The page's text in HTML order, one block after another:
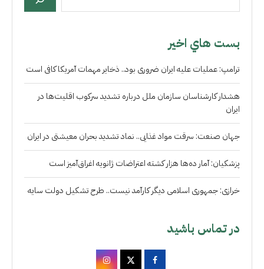
بست هاي اخير
ترامپ: عملیات علیه ایران ضروری بود.. ذخایر مهمات آمریکا کافی است
هشدار کارشناسان سازمان ملل درباره تشدید سرکوب اقلیت‌ها در
ایران
جهان صنعت: سرقت مواد غذایی.. نماد تشدید بحران معیشتی در ایران
پزشکیان: آمار ده‌ها هزار کشته اعتراضات ژانویه اغراق‌آمیز است
خرازی: جمهوری اسلامی دیگر کارآمد نیست.. طرح تشکیل دولت سایه
در تماس باشید